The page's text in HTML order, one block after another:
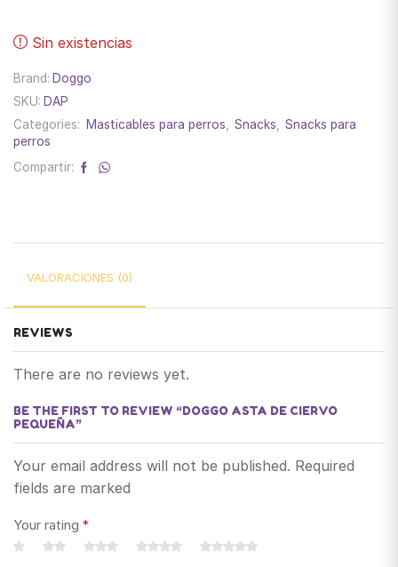
Sin existencias
Brand: Doggo
SKU: DAP
Categories:
Masticables para perros, Snacks, Snacks para
perros
Compartir:
VALORACIONES (0)
REVIEWS
There are no reviews yet.
BE THE FIRST TO REVIEW “DOGGO ASTA DE CIERVO
PEQUEÑA”
Your email address will not be published. Required
fields are marked
Your rating *